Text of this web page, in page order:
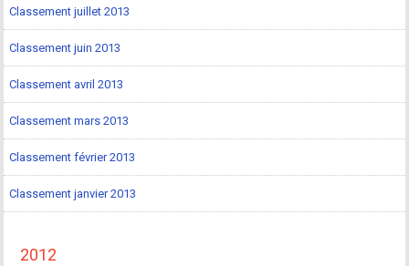
Classement juillet 2013
Classement juin 2013
Classement avril 2013
Classement mars 2013
Classement février 2013
Classement janvier 2013
2012